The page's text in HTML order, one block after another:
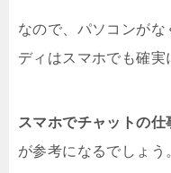
なので、パソコンがな
ディはスマホでも確実
スマホでチャットの
が参考になるでしょう